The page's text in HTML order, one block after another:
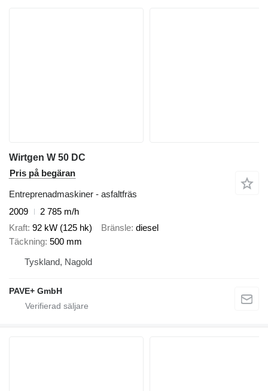
Wirtgen W 50 DC
Pris på begäran
Entreprenadmaskiner - asfaltfräs
2009
2 785 m/h
Kraft 92 kW (125 hk) Bränsle diesel
Täckning 500 mm
Tyskland, Nagold
PAVE+ GmbH